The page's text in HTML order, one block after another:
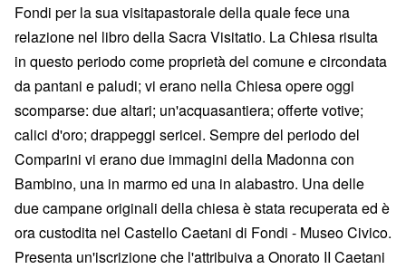
Fondi per la sua visitapastorale della quale fece una
relazione nel libro della Sacra Visitatio. La Chiesa risulta
in questo periodo come proprietà del comune e circondata
da pantani e paludi; vi erano nella Chiesa opere oggi
scomparse: due altari; un'acquasantiera; offerte votive;
calici d'oro; drappeggi sericei. Sempre del periodo del
Comparini vi erano due immagini della Madonna con
Bambino, una in marmo ed una in alabastro. Una delle
due campane originali della chiesa è stata recuperata ed è
ora custodita nel Castello Caetani di Fondi - Museo Civico.
Presenta un'iscrizione che l'attribuiva a Onorato II Caetani